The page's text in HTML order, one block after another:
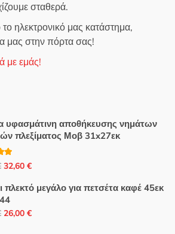
σταθερά.
ηλεκτρονικό μας κατάστημα,
μας στην πόρτα σας!
με εμάς!
υφασμάτινη αποθήκευσης νημάτων
πλεξίματος Μοβ 31x27εκ
Original
was:
35,00 €.
32,60 €Η
τιμή
είναι:
πλεκτό μεγάλο για πετσέτα καφέ 45εκ
Original
26,00 €Η